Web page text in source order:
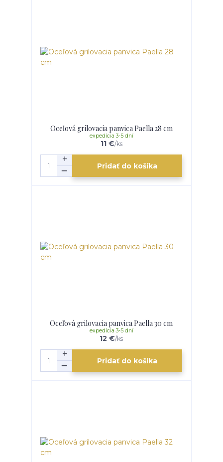
Oceľová grilovacia panvica Paella 28 cm
11 €/ks
expedícia 3-5 dní
Pridať do košíka
Oceľová grilovacia panvica Paella 30 cm
12 €/ks
expedícia 3-5 dní
Pridať do košíka